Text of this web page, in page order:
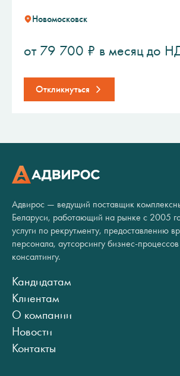
Новомосковск
от 79 700 ₽ в месяц до
Откликнуться
Адвирос — ведущий поставщик
Беларуси, работающий на рынке с 2005
услуги по рекрутменту, предоставлению
персонала, аутсорсингу бизнес-
консалтингу.
Кандидатам
Клиентам
О компании
Новости
Контакты